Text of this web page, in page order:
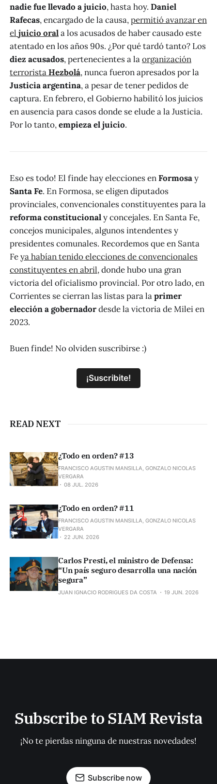
nadie fue llevado a juicio, hasta hoy. Daniel
Rafecas, encargado de la causa,permitió avanzar en
el juicio orala los acusados de haber causado este
atentado en los años 90s. ¿Por qué tardó tanto? Los
diez acusados, pertenecientes a laorganización
terroristaHezbolá, nunca fueron apresados por la
Justicia argentina, a pesar de tener pedidos de
captura. En febrero, el Gobierno habilitó los juicios
en ausencia para casos donde se elude a la Justicia.
Por lo tanto,empieza el juicio.
Eso es todo! El finde hay elecciones enFormosay
Santa Fe. En Formosa, se eligen diputados
provinciales, convencionales constituyentes para la
reforma constitucionaly concejales. En Santa Fe,
concejos municipales, algunos intendentes y
presidentes comunales. Recordemos que en Santa
Feya habían tenido elecciones de convencionales
constituyentes en abril, donde hubo una gran
victoria del oficialismo provincial. Por otro lado, en
Corrientes se cierran las listas para laprimer
elección a gobernadordesde la victoria de Milei en
2023.
Buen finde! No olviden suscribirse :)
¡Suscribite!
READ NEXT
¿Todo en orden? #13
FRANCISCO AGUSTIN MANSILLA, GONZALO NICOLAS
VERGARA
08 JUL. 2026
¿Todo en orden? #11
FRANCISCO AGUSTIN MANSILLA, GONZALO NICOLAS
VERGARA
22 JUN. 2026
Carlos Presti, el ministro de Defensa:
“Un país seguro desarrolla una nación
segura”
JUAN IGNACIO RODRIGUES DA COSTA 19 JUN. 2026
Subscribe to SIAM Revista
¡No te pierdas ninguna de nuestras novedades!
Subscribe now